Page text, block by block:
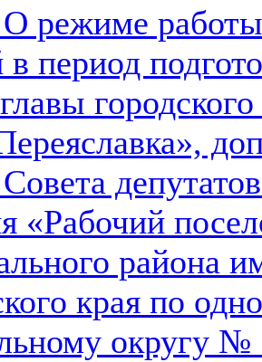
режиме работы
период
«Рабочий
района
края по
округу №